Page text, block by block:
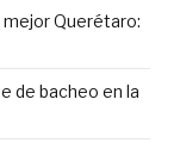
Querétaro:
de bacheo en la